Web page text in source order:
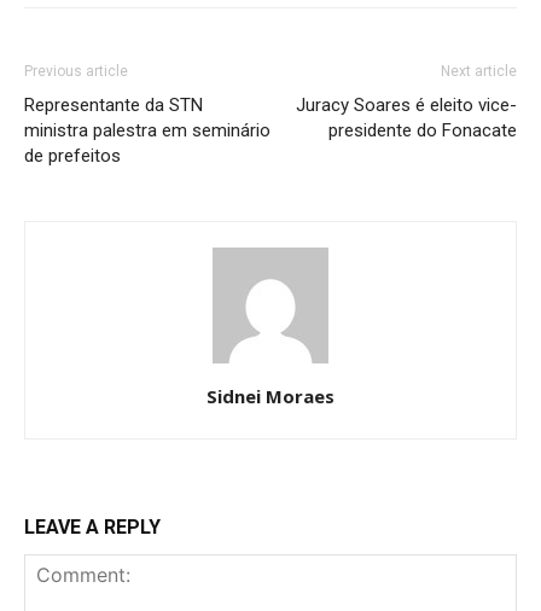
Previous article
Representante da STN
ministra palestra em seminário
de prefeitos
Next article
Juracy Soares é eleito vice-
presidente do Fonacate
Sidnei Moraes
LEAVE A REPLY